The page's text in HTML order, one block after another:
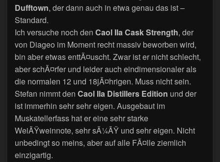
Dufftown, der dann auch in etwa genau das ist –
Standard.
Ich versuche noch den Caol Ila Cask Strength, der
von Diageo im Moment recht massiv beworben wird,
bin aber etwas enttÃ¤uscht. Zwar ist er nicht schlecht,
aber schÃ¤rfer und leider auch eindimensionaler als
die normalen 12 und 18jÃ¤hrigen. Muss nicht sein.
Stefan nimmt den Caol Ila Distillers Edition und der
ist immerhin sehr sehr eigen. Ausgebaut im
Muskatellerfass hat er eine sehr starke
WeiÃŸweinnote, sehr sÃ¼ÃŸ und sehr eigen. Nicht
unbedingt so meins, aber auf alle FÃ¤lle ziemlich
einzigartig.